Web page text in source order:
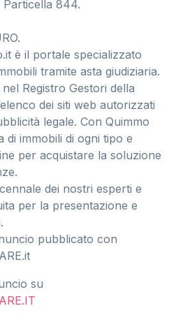
844.
è il portale specializzato
tramite asta giudiziaria.
Registro Gestori della
dei siti web autorizzati
legale. Con Quimmo
di immobili di ogni tipo e
per acquistare la soluzione
dei nostri esperti e
per la presentazione e
pubblicato con
su